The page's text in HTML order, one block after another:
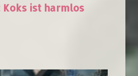
Koks ist harmlos